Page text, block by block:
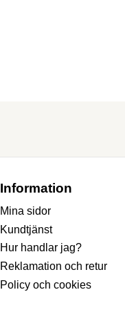
Information
Mina sidor
Kundtjänst
Hur handlar jag?
Reklamation och retur
Policy och cookies